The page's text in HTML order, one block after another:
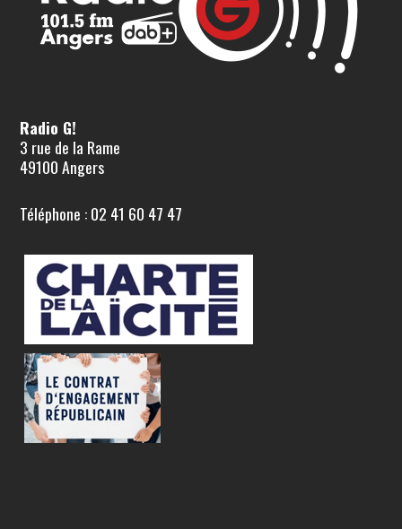
Radio G!
3 rue de la Rame
49100 Angers
Téléphone : 02 41 60 47 47